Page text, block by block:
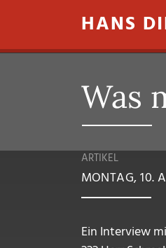
HANS
Was
ARTIKEL
MONTAG, 10.
Ein Interview